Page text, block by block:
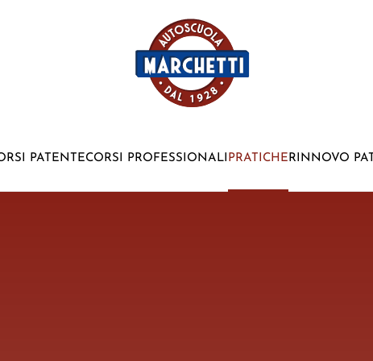
PATENTECORSI PROFESSIONALI PRATICHERINNOVO